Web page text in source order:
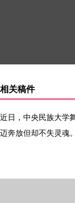
相关稿件
近日，中央民族大学
迈奔放但却不失灵魂